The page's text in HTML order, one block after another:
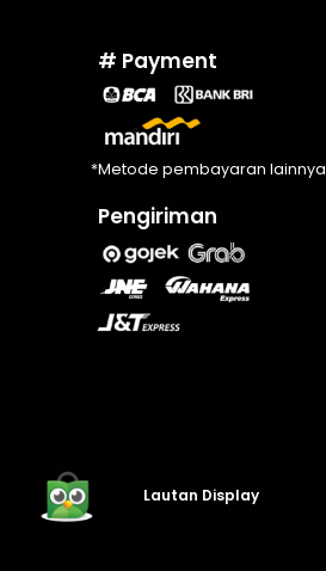
# Payment
*Metode pembayaran lainnya
Pengiriman
Lautan Display